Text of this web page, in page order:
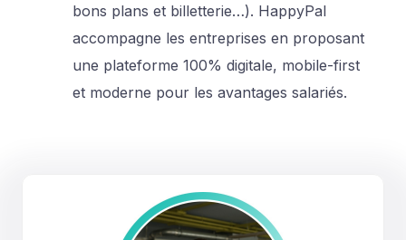
bons plans et billetterie…). HappyPal
accompagne les entreprises en proposant
une plateforme 100% digitale, mobile-first
et moderne pour les avantages salariés.